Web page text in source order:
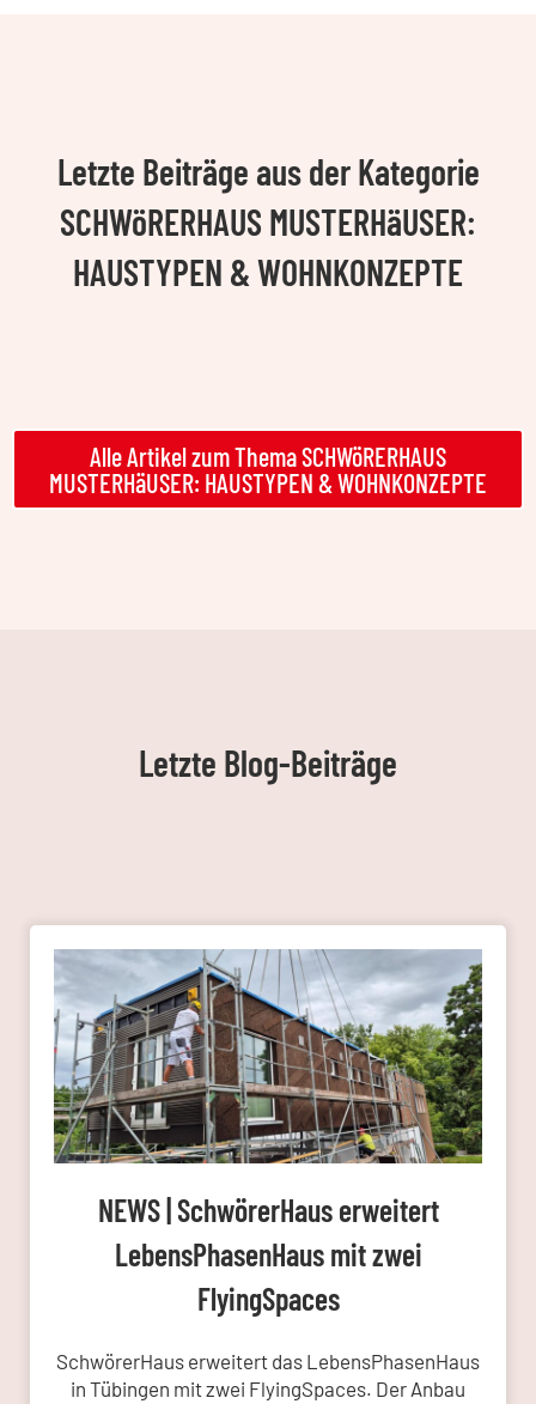
Letzte Beiträge aus der Kategorie
SCHWöRERHAUS MUSTERHäUSER:
HAUSTYPEN & WOHNKONZEPTE
Alle Artikel zum Thema SCHWöRERHAUS
MUSTERHäUSER: HAUSTYPEN & WOHNKONZEPTE
Letzte Blog-Beiträge
NEWS | SchwörerHaus erweitert
LebensPhasenHaus mit zwei
FlyingSpaces
SchwörerHaus erweitert das LebensPhasenHaus
in Tübingen mit zwei FlyingSpaces. Der Anbau